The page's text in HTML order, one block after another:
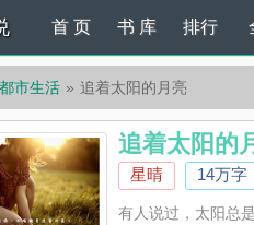
首 页 书 库 排行
都市生活 追着太阳的月亮
追着太阳的
星晴 14万字
有人说过，太阳总